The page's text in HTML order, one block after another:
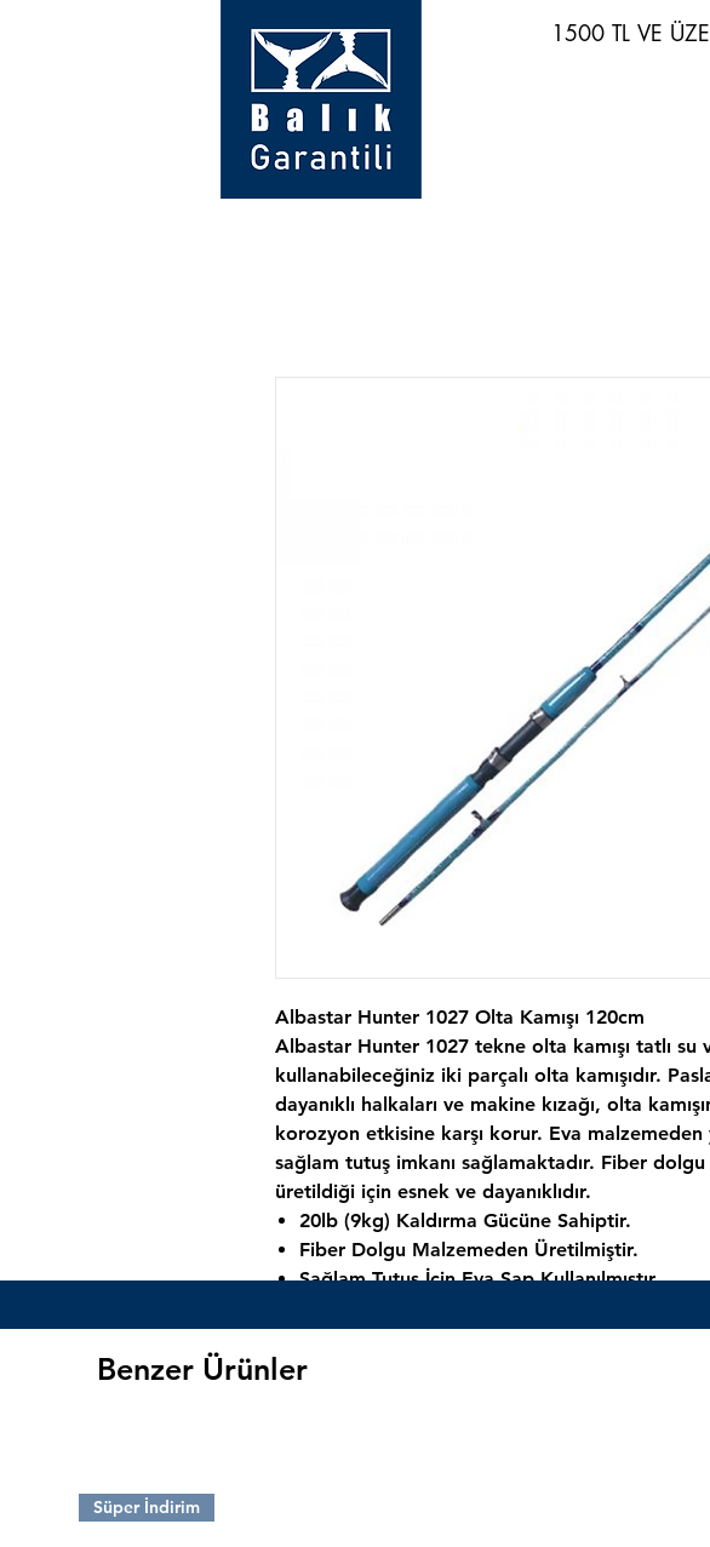
1500 TL VE
1500 TL VE
Albastar Hunter 1027 Olta Kamışı 120cm
Albastar Hunter 1027 tekne olta kamışı tatlı su
kullanabileceğiniz iki parçalı olta kamışıdır.
dayanıklı halkaları ve makine kızağı, olta
korozyon etkisine karşı korur. Eva malzemeden
sağlam tutuş imkanı sağlamaktadır. Fiber
üretildiği için esnek ve dayanıklıdır.
20lb (9kg) Kaldırma Gücüne Sahiptir.
Fiber Dolgu Malzemeden Üretilmiştir.
Sağlam Tutuş İçin Eva Sap Kullanılmıştır.
120 cm:140 gram ağırlığındadır.
150 cm:
Benzer Ürünler
Süper İndirim